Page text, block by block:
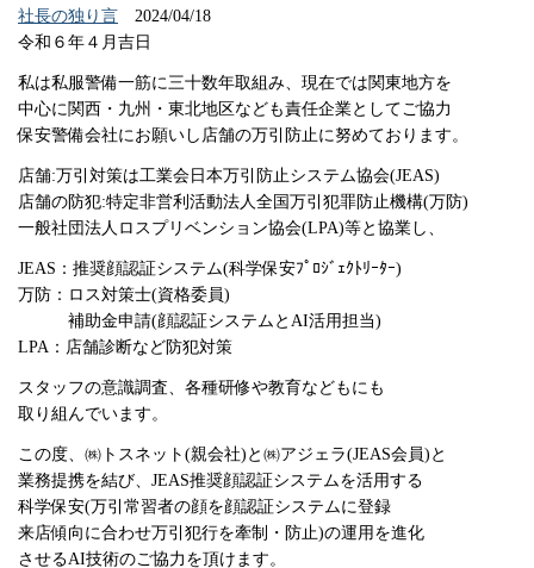
社長の独り言 2024/04/18
令和６年４月吉日
私は私服警備一筋に三十数年取組み、現在では関東地方を
中心に関西・九州・東北地区なども責任企業としてご協力
保安警備会社にお願いし店舗の万引防止に努めております。
店舗:万引対策は工業会日本万引防止システム協会(JEAS)
店舗の防犯:特定非営利活動法人全国万引犯罪防止機構(万防)
一般社団法人ロスプリベンション協会(LPA)等と協業し、
JEAS：推奨顔認証システム(科学保安ﾌﾟﾛｼﾞｪｸﾄﾘｰﾀｰ)
万防：ロス対策士(資格委員)
補助金申請(顔認証システムとAI活用担当)
LPA：店舗診断など防犯対策
スタッフの意識調査、各種研修や教育などもにも
取り組んでいます。
この度、㈱トスネット(親会社)と㈱アジェラ(JEAS会員)と
業務提携を結び、JEAS推奨顔認証システムを活用する
科学保安(万引常習者の顔を顔認証システムに登録
来店傾向に合わせ万引犯行を牽制・防止)の運用を進化
させるAI技術のご協力を頂けます。